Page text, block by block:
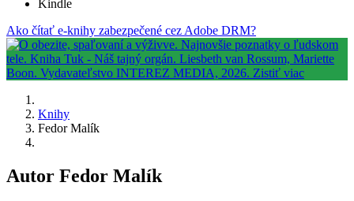
Kindle
Ako čítať e-knihy zabezpečené cez Adobe DRM?
Knihy
Fedor Malík
Autor Fedor Malík